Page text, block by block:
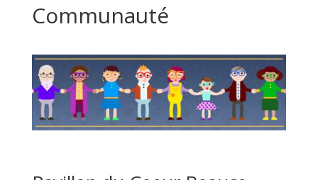
Communauté